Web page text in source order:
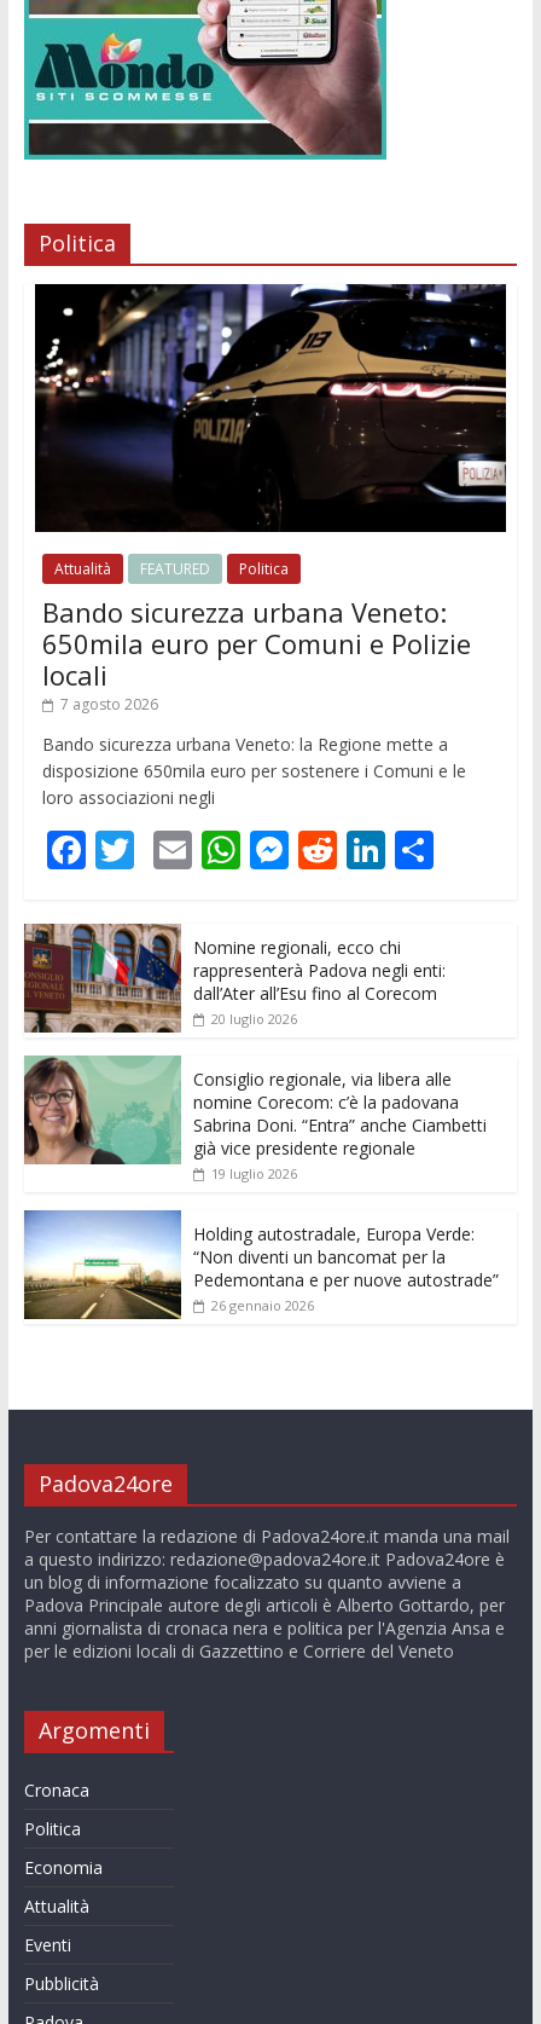
Politica
Attualità FEATURED Politica
Bando sicurezza urbana Veneto:
650mila euro per Comuni e Polizie
locali
7 agosto 2026
Bando sicurezza urbana Veneto: la Regione mette a
disposizione 650mila euro per sostenere i Comuni e le
loro associazioni negli
F
e
b
o
o
k
T
itt
er
E
l
W
s
A
p
p
M
ss
e
n
er
R
di
t
Li
k
e
dI
C
di
vi
Nomine regionali, ecco chi
rappresenterà Padova negli enti:
dall’Ater all’Esu fino al Corecom
20 luglio 2026
Consiglio regionale, via libera alle
nomine Corecom: c’è la padovana
Sabrina Doni. “Entra” anche Ciambetti
già vice presidente regionale
19 luglio 2026
Holding autostradale, Europa Verde:
“Non diventi un bancomat per la
Pedemontana e per nuove autostrade”
26 gennaio 2026
Padova24ore
Per contattare la redazione di Padova24ore.it manda una mail
a questo indirizzo: redazione@padova24ore.itPadova24ore è
un blog di informazione focalizzato su quanto avviene a
Padova Principale autore degli articoli è Alberto Gottardo, per
anni giornalista di cronaca nera e politica per l'Agenzia Ansa e
per le edizioni locali di Gazzettino e Corriere del Veneto
Argomenti
Cronaca
Politica
Economia
Attualità
Eventi
Pubblicità